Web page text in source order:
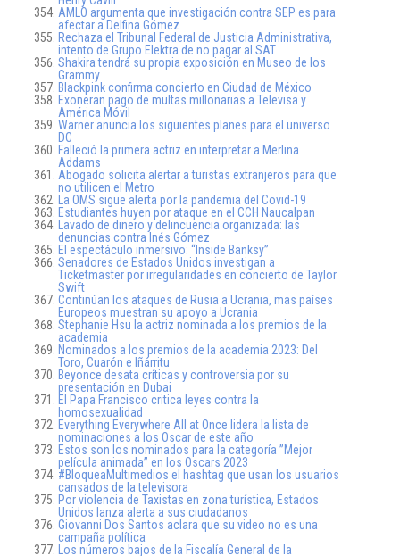
AMLO argumenta que investigación contra SEP es para
afectar a Delfina Gómez
Rechaza el Tribunal Federal de Justicia Administrativa,
intento de Grupo Elektra de no pagar al SAT
Shakira tendrá su propia exposición en Museo de los
Grammy
Blackpink confirma concierto en Ciudad de México
Exoneran pago de multas millonarias a Televisa y
América Móvil
Warner anuncia los siguientes planes para el universo
DC
Falleció la primera actriz en interpretar a Merlina
Addams
Abogado solicita alertar a turistas extranjeros para que
no utilicen el Metro
La OMS sigue alerta por la pandemia del Covid-19
Estudiantes huyen por ataque en el CCH Naucalpan
Lavado de dinero y delincuencia organizada: las
denuncias contra Inés Gómez
El espectáculo inmersivo: “Inside Banksy”
Senadores de Estados Unidos investigan a
Ticketmaster por irregularidades en concierto de Taylor
Swift
Continúan los ataques de Rusia a Ucrania, mas países
Europeos muestran su apoyo a Ucrania
Stephanie Hsu la actriz nominada a los premios de la
academia
Nominados a los premios de la academia 2023: Del
Toro, Cuarón e Iñárritu
Beyonce desata críticas y controversia por su
presentación en Dubai
El Papa Francisco critica leyes contra la
homosexualidad
Everything Everywhere All at Once lidera la lista de
nominaciones a los Oscar de este año
Estos son los nominados para la categoría ”Mejor
película animada” en los Oscars 2023
#BloqueaMultimedios el hashtag que usan los usuarios
cansados de la televisora
Por violencia de Taxistas en zona turística, Estados
Unidos lanza alerta a sus ciudadanos
Giovanni Dos Santos aclara que su video no es una
campaña política
Los números bajos de la Fiscalía General de la